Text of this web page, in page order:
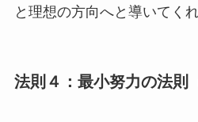
と理想の方向へと導いてく
法則４：最小努力の法則